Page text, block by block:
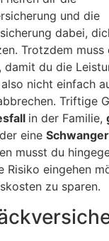
und die
dabei,
Trotzdem muss
damit du die
nicht einfach
Triftige
in der Familie,
eine
musst du
Risiko eingehen
zu sparen.